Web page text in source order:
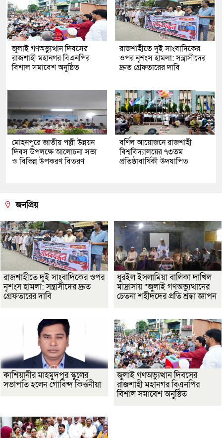
জুলাই গণঅভ্যুত্থান দিবসের
রাজশাহী মহানগর বিএনপির
বিশাল সমাবেশ অনুষ্ঠিত
রাজশাহীতে দুই সাংবাদিকের
ওপর নৃশংস হামলা: সন্ত্রাসীদের
দ্রুত গ্রেফতারের দাবি
মোহনপুরে জাতীয় পল্লী উন্নয়ন
দিবস উপলক্ষে আলোচনা সভা
ও বিভিন্ন উপকরণ বিতরণ
বর্ণিল আয়োজনে রাজশাহী
বিশ্ববিদ্যালয়ের ৭৩তম
প্রতিষ্ঠাবার্ষিকী উদযাপিত
জনপ্রিয়
রাজশাহীতে দুই সাংবাদিকের ওপর
নৃশংস হামলা: সন্ত্রাসীদের দ্রুত
গ্রেফতারের দাবি
ধুরইল ইসলামিয়া বালিকা দাখিল
মাদ্রাসায় “জুলাই গণঅভ্যুত্থানের
চেতনা শহীদদের প্রতি শ্রদ্ধা জ্ঞাপন
কাশিয়ানীর মাহমুদপুর স্কুলের
সভাপতি হলেন গোবিন্দ কির্ত্তনীয়া
জুলাই গণঅভ্যুত্থান দিবসের
রাজশাহী মহানগর বিএনপির
বিশাল সমাবেশ অনুষ্ঠিত